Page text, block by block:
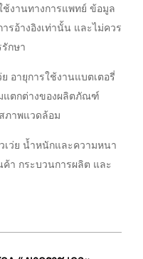
งานทางการแพทย์ ข้อมูล
รอ้างอิงเท่านั้น และไม่ควร
กษา
อายุการใช้งานแบตเตอรี่
แตกต่างของผลิตภัณฑ์
ภาพแวดล้อม
เว่ย น้ำหนักและความหนา
า กระบวนการผลิต และ